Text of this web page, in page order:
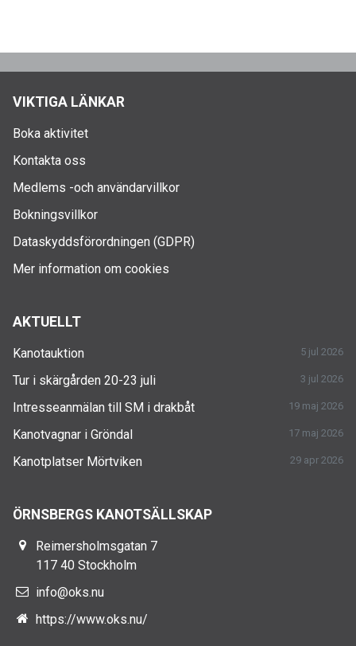
VIKTIGA LÄNKAR
Boka aktivitet
Kontakta oss
Medlems -och användarvillkor
Bokningsvillkor
Dataskyddsförordningen (GDPR)
Mer information om cookies
AKTUELLT
Kanotauktion 5 jul 2026
Tur i skärgården 20-23 juli 3 jul 2026
Intresseanmälan till SM i drakbåt 19 maj 2026
Kanotvagnar i Gröndal 17 maj 2026
Kanotplatser Mörtviken 29 apr 2026
ÖRNSBERGS KANOTSÄLLSKAP
Reimersholmsgatan 7
117 40 Stockholm
info@oks.nu
https://www.oks.nu/